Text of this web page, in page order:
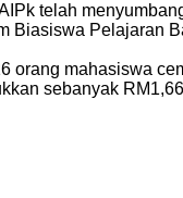
telah
Biasiswa Pelajaran
orang mahasiswa
sebanyak